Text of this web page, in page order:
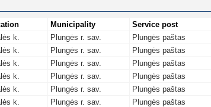
Municipality
Service post
k. Plungės r. sav.
Plungės paštas
k. Plungės r. sav.
Plungės paštas
k. Plungės r. sav.
Plungės paštas
k. Plungės r. sav.
Plungės paštas
k. Plungės r. sav.
Plungės paštas
k. Plungės r. sav.
Plungės paštas